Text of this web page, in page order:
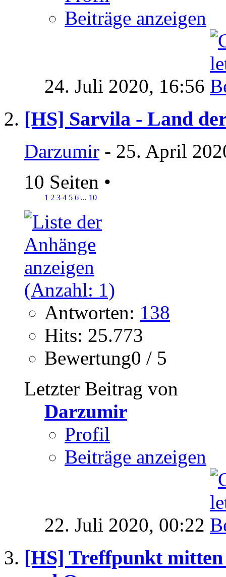
Beiträge anzeigen
24. Juli 2020, 16:56
[HS] Sarvila - Land
Darzumir - 25. April
10 Seiten •
1 2 3 4 5 6 ... 10
Antworten: 138
Hits: 25.773
Bewertung0 / 5
Letzter Beitrag von
Darzumir
Profil
Beiträge anzeigen
22. Juli 2020, 00:22
[HS] Treffpunkt